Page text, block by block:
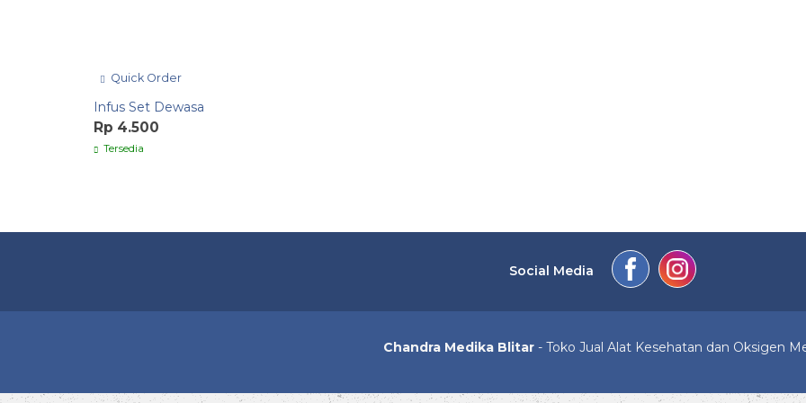
Quick Order
Infus Set Dewasa
Rp 4.500
Tersedia
Social Media
Chandra Medika Blitar- Toko Jual Alat Kesehatan dan Oksigen